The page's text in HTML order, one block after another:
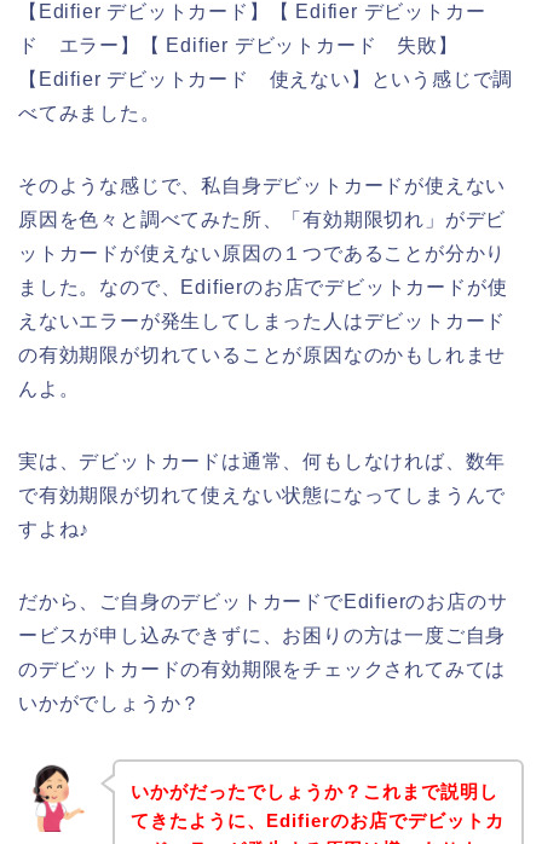
【Edifier デビットカード】【 Edifier デビットカー
ド エラー】【 Edifier デビットカード 失敗】
【Edifier デビットカード 使えない】という感じで調
べてみました。
そのような感じで、私自身デビットカードが使えない
原因を色々と調べてみた所、「有効期限切れ」がデビ
ットカードが使えない原因の１つであることが分かり
ました。なので、Edifierのお店でデビットカードが使
えないエラーが発生してしまった人はデビットカード
の有効期限が切れていることが原因なのかもしれませ
んよ。
実は、デビットカードは通常、何もしなければ、数年
で有効期限が切れて使えない状態になってしまうんで
すよね♪
だから、ご自身のデビットカードでEdifierのお店のサ
ービスが申し込みできずに、お困りの方は一度ご自身
のデビットカードの有効期限をチェックされてみては
いかがでしょうか？
いかがだったでしょうか？これまで説明し
てきたように、Edifierのお店でデビットカ